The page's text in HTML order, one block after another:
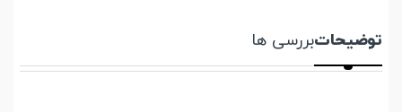
توضیحاتبررسی ها